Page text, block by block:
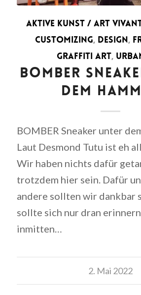
AKTIVE KUNST / ART
CUSTOMIZING, DESIGN,
GRAFFITI ART,
BOMBER
DEM
BOMBER Sneaker unter
Laut Desmond Tutu ist eh
Wir haben nichts dafür
trotzdem hier sein. Dafür
andere sollten wir dankbar
sollte sich nur dran erinnern
inmitten…
2. Mai 2022